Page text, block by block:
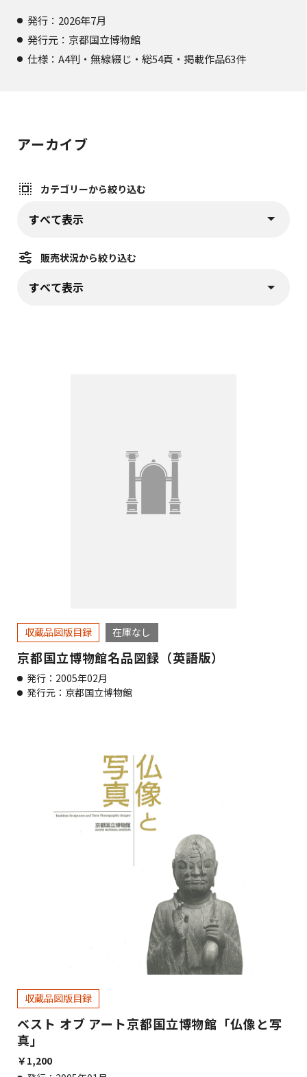
発行：2026年7月
発行元：京都国立博物館
仕様：A4判・無線綴じ・総54頁・掲載作品63件
アーカイブ
カテゴリーから絞り込む
プルダウンから選択すると、すぐに該当情報が表示されます
販売状況から絞り込む
販売状況から絞り込む (
プルダウンから選択すると、すぐに該当情報が表示されます
収蔵品図版目録 在庫なし
京都国立博物館名品図録（英語版）
発行：2005年02月
発行元：京都国立博物館
収蔵品図版目録
ベスト オブ アート京都国立博物館「仏像と写
真」
￥1,200